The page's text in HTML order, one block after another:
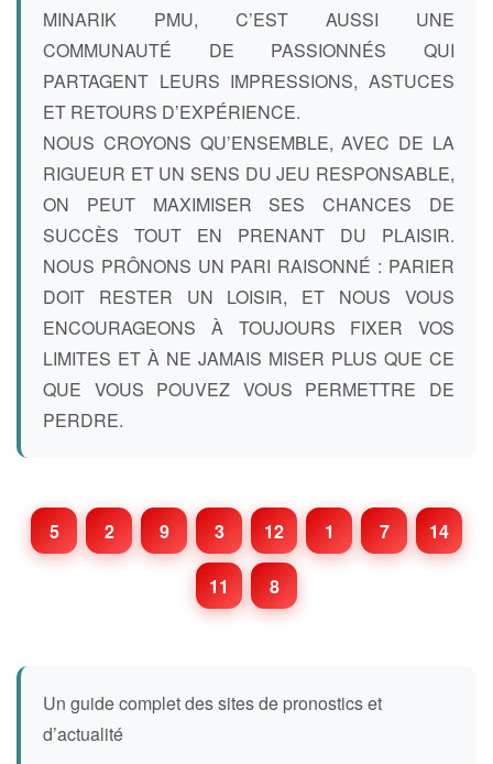
MINARIK PMU, C’EST AUSSI UNE
COMMUNAUTÉ DE PASSIONNÉS QUI
PARTAGENT LEURS IMPRESSIONS, ASTUCES
ET RETOURS D’EXPÉRIENCE.
NOUS CROYONS QU’ENSEMBLE, AVEC DE LA
RIGUEUR ET UN SENS DU JEU RESPONSABLE,
ON PEUT MAXIMISER SES CHANCES DE
SUCCÈS TOUT EN PRENANT DU PLAISIR.
NOUS PRÔNONS UN PARI RAISONNÉ : PARIER
DOIT RESTER UN LOISIR, ET NOUS VOUS
ENCOURAGEONS À TOUJOURS FIXER VOS
LIMITES ET À NE JAMAIS MISER PLUS QUE CE
QUE VOUS POUVEZ VOUS PERMETTRE DE
PERDRE.
5 2 9 3 12 1 7 14
11 8
Un guide complet des sites de pronostics et
d’actualité